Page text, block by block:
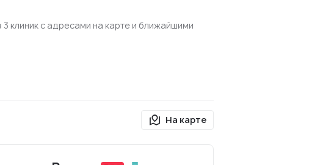
клиник с адресами на карте и ближайшими
На карте